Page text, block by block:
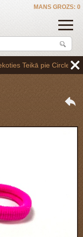
MANS GROZS: 0
Teikā pie Circle K